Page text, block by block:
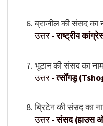
ब्राजील की संसद का
उत्तर -राष्ट्रीय
भूटान की संसद का नाम
उत्तर -त्सोँगडू
ब्रिटेन की संसद का
उत्तर -संसद (हाउस